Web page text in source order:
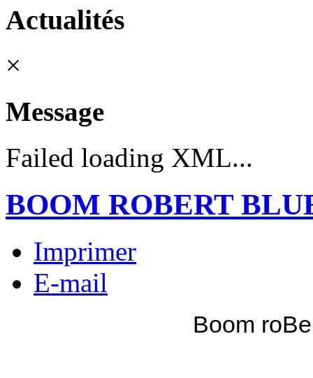
Actualités
×
Message
Failed loading XML...
BOOM ROBERT
Imprimer
E-mail
Boom